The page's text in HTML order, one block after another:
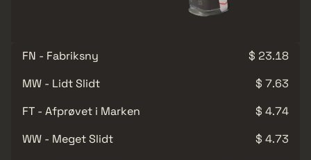
FN - Fabriksny
$ 23.18
MW - Lidt Slidt
$ 7.63
FT - Afprøvet i Marken
$ 4.74
WW - Meget Slidt
$ 4.73